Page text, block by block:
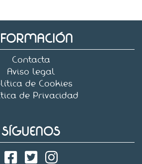
Contacta
Aviso legal
de Cookies
de Privacidad
SÍGUENOS